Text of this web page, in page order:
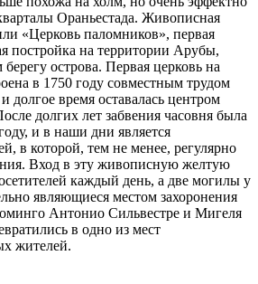
Ораньестада. Живописная
«Церковь паломников», первая
постройка на территории Арубы,
острова. Первая церковь на
в 1750 году совместным трудом
долгое время оставалась центром
долгих лет забвения часовня была
и в наши дни является
в которой, тем не менее, регулярно
Вход в эту живописную желтую
каждый день, а две могилы у
являющиеся местом захоронения
Антонио Сильвестре и Мигеля
в одно из мест
жителей.